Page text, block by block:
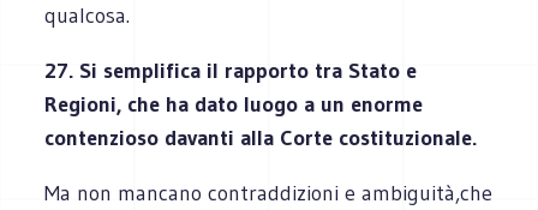
qualcosa.
27. Si semplifica il rapporto tra Stato e
Regioni, che ha dato luogo a un enorme
contenzioso davanti alla Corte costituzionale.
Ma non mancano contraddizioni e ambiguità,che